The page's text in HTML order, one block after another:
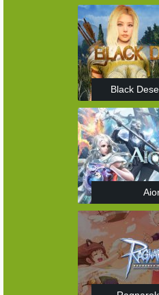
Black